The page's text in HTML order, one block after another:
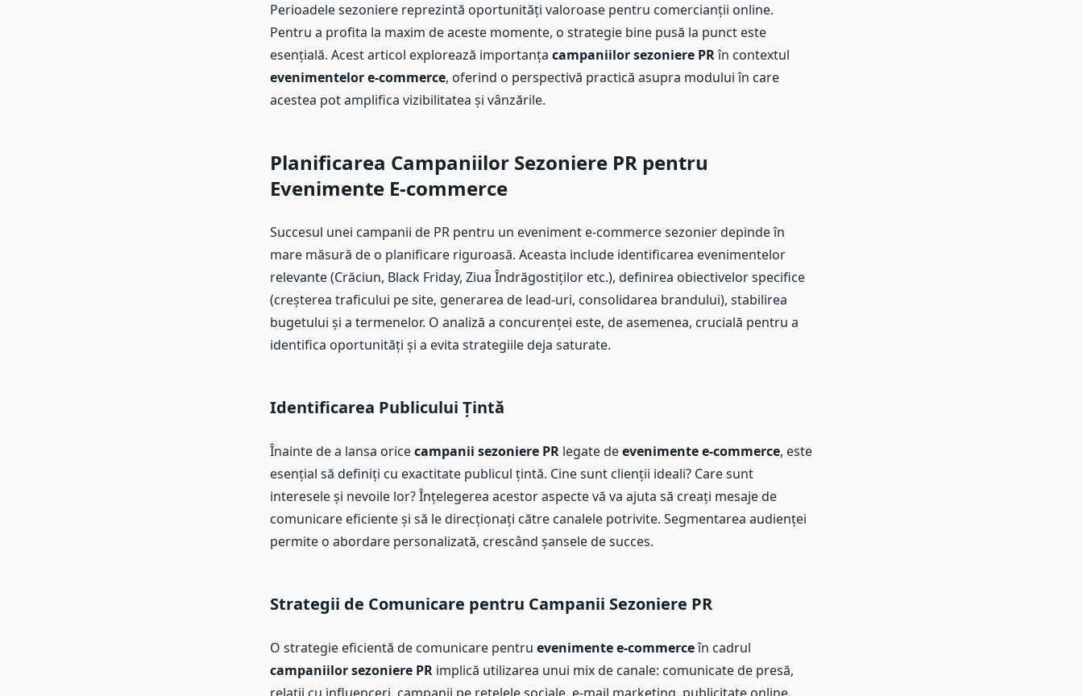
Perioadele sezoniere reprezintă oportunități valoroase pentru comercianții online.
Pentru a profita la maxim de aceste momente, o strategie bine pusă la punct este
esențială. Acest articol explorează importanța campaniilor sezoniere PRîn contextul
evenimentelor e-commerce, oferind o perspectivă practică asupra modului în care
acestea pot amplifica vizibilitatea și vânzările.
Planificarea Campaniilor Sezoniere PR pentru
Evenimente E-commerce
Succesul unei campanii de PR pentru un eveniment e-commerce sezonier depinde în
mare măsură de o planificare riguroasă. Aceasta include identificarea evenimentelor
relevante (Crăciun, Black Friday, Ziua Îndrăgostiților etc.), definirea obiectivelor specifice
(creșterea traficului pe site, generarea de lead-uri, consolidarea brandului), stabilirea
bugetului și a termenelor. O analiză a concurenței este, de asemenea, crucială pentru a
identifica oportunități și a evita strategiile deja saturate.
Identificarea Publicului Țintă
Înainte de a lansa oricecampanii sezoniere PRlegate deevenimente e-commerce, este
esențial să definiți cu exactitate publicul țintă. Cine sunt clienții ideali? Care sunt
interesele și nevoile lor? Înțelegerea acestor aspecte vă va ajuta să creați mesaje de
comunicare eficiente și să le direcționați către canalele potrivite. Segmentarea audienței
permite o abordare personalizată, crescând șansele de succes.
Strategii de Comunicare pentru Campanii Sezoniere PR
O strategie eficientă de comunicare pentru evenimente e-commerceîn cadrul
campaniilor sezoniere PRimplică utilizarea unui mix de canale: comunicate de presă,